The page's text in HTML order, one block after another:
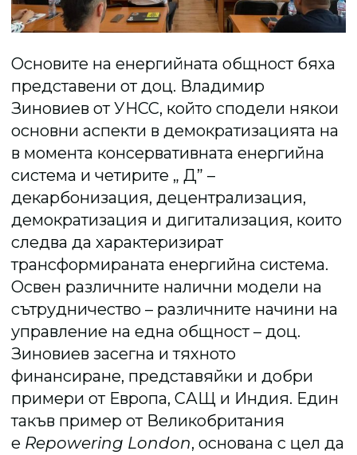
Основите на енергийната общност бяха
представени от доц. Владимир
Зиновиев от УНСС, който сподели някои
основни аспекти в демократизацията на
в момента консервативната енергийна
система и четирите „ Д” –
декарбонизация, децентрализация,
демократизация и дигитализация, които
следва да характеризират
трансформираната енергийна система.
Освен различните налични модели на
сътрудничество – различните начини на
управление на една общност – доц.
Зиновиев засегна и тяхното
финансиране, представяйки и добри
примери от Европа, САЩ и Индия. Един
такъв пример от Великобритания
е Repowering London, основана с цел да